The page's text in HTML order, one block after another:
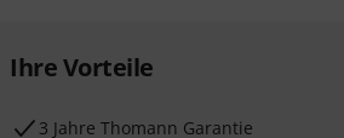
Ihre Vorteile
3 Jahre Thomann Garantie